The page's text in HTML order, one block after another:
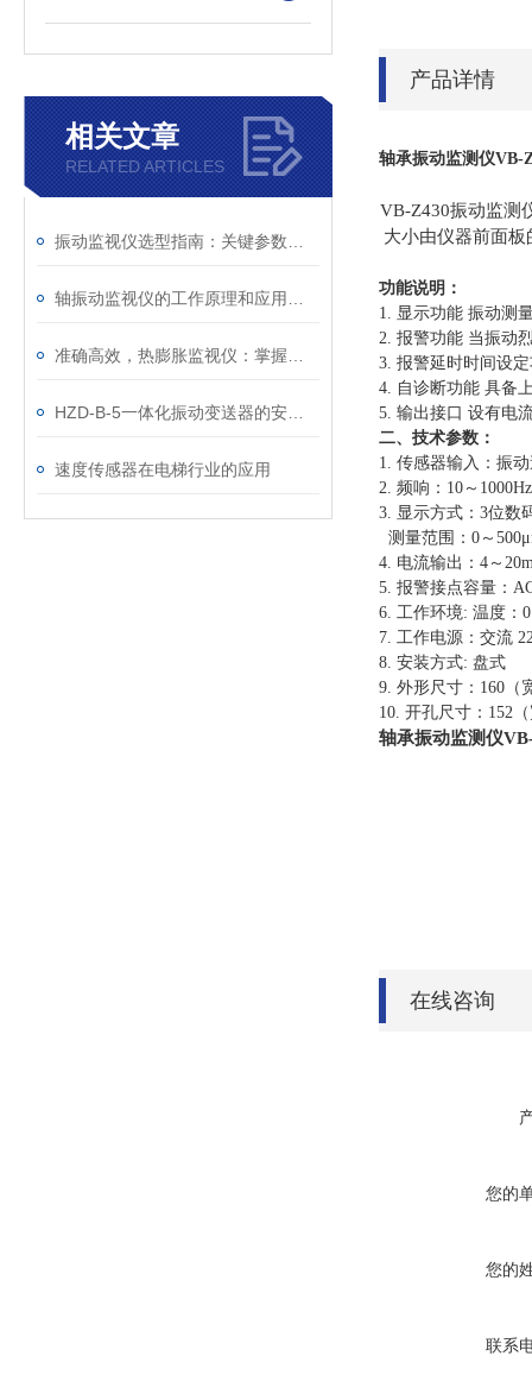
相关文章
RELATED ARTICLES
速度传感器在电梯行业的应用
产品详情
轴承振动监测仪VB-
VB-Z430振动监测
大小由仪器前面
功能说明：
1. 显示功能 振动测
2. 报警功能 当振动
3. 报警延时时间设
4. 自诊断功能 具备
5. 输出接口 设有电
二、技术参数：
1. 传感器输入：振
2. 频响：10～1000Hz
3. 显示方式：3位数
测量范围：0～
4. 电流输出：4～
5. 报警接点容量：
6. 工作环境: 温度：
7. 工作电源：交流
8. 安装方式: 盘式
9. 外形尺寸：160（
10. 开孔尺寸：152
轴承振动监测仪
在线咨询
您的
您的
联系